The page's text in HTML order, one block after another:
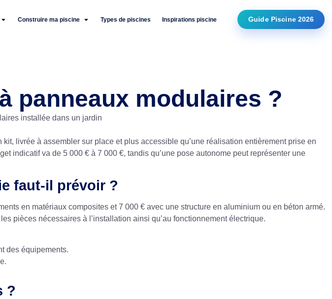
Construire ma piscine Types de piscines Inspirations piscine Guide Piscine 2026
panneaux modulaires ?
livrée à assembler sur place et plus accessible qu’une réalisation entièrement prise en
indicatif va de 5 000 € à 7 000 €, tandis qu’une pose autonome peut représenter une
faut-il prévoir ?
en matériaux composites et 7 000 € avec une structure en aluminium ou en béton armé.
pièces nécessaires à l’installation ainsi qu’au fonctionnement électrique.
des équipements.
?